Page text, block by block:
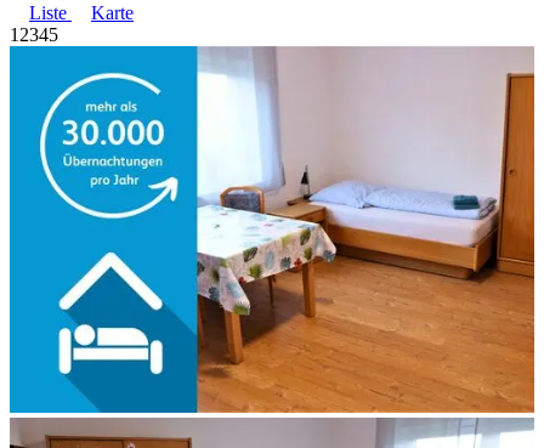
Liste
Karte
1 2345